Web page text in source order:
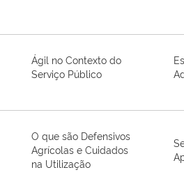
Ágil no Contexto do
Serviço Público
O que são Defensivos
Agrícolas e Cuidados
na Utilização